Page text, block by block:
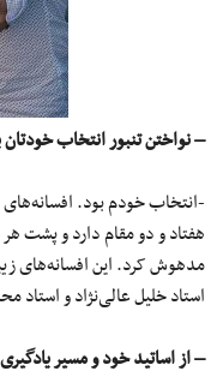
– نواختن تنبور انتخاب خودتان
-انتخاب خودم بود.
هفتاد و دو مقام دارد و پشت
مدهوش کرد. این افسانه‌های
استاد خلیل عالی‌نژاد و
– از اساتید خود و مسیر